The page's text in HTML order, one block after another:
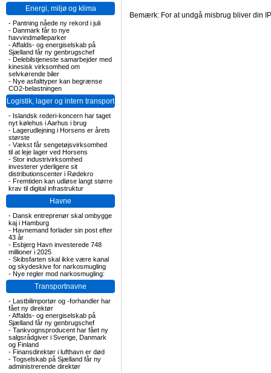
Energi, miljø og klima
- Pantning nåede ny rekord i juli
- Danmark får to nye
havvindmølleparker
-Affalds- og energiselskab på
Sjælland får ny genbrugschef
- Delebilstjeneste samarbejder med
kinesisk virksomhed om
selvkørende biler
- Nye asfalttyper kan begrænse
CO2-belastningen
Logistik, lager og intern transport
- Islandsk rederi-koncern har taget
nyt kølehus i Aarhus i brug
- Lagerudlejning i Horsens er årets
største
- Vækst får sengetøjsvirksomhed
til at leje lager ved Horsens
- Stor industrivirksomhed
investerer yderligere sit
distributionscenter i Rødekro
- Fremtiden kan udløse langt større
krav til digital infrastruktur
Havne
- Dansk entreprenør skal ombygge
kaj i Hamburg
- Havnemand forlader sin post efter
43 år
- Esbjerg Havn investerede 748
millioner i 2025
- Skibsfarten skal ikke være kanal
og skydeskive for narkosmugling
- Nye regler mod narkosmugling:
Transportnavne
- Lastbilimportør og -forhandler har
fået ny direktør
-Affalds- og energiselskab på
Sjælland får ny genbrugschef
- Tankvognsproducent har fået ny
salgsrådgiver i Sverige, Danmark
og Finland
- Finansdirektør i lufthavn er død
- Togselskab på Sjælland får ny
administrerende direktør
Bemærk: For at undgå misbrug bliver din